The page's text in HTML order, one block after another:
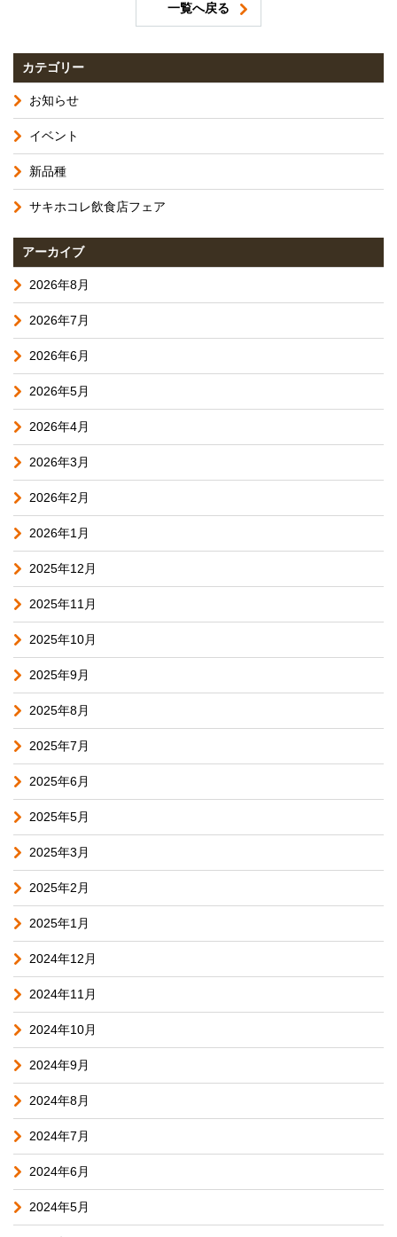
一覧へ戻る
カテゴリー
お知らせ
イベント
新品種
サキホコレ飲食店フェア
アーカイブ
2026年8月
2026年7月
2026年6月
2026年5月
2026年4月
2026年3月
2026年2月
2026年1月
2025年12月
2025年11月
2025年10月
2025年9月
2025年8月
2025年7月
2025年6月
2025年5月
2025年3月
2025年2月
2025年1月
2024年12月
2024年11月
2024年10月
2024年9月
2024年8月
2024年7月
2024年6月
2024年5月